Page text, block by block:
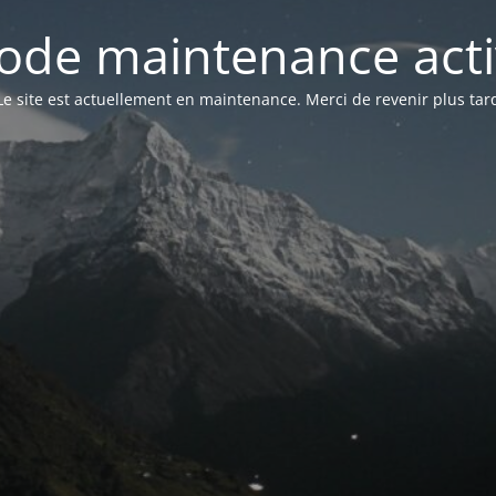
maintenance
site est actuellement en maintenance. Merci de revenir plus